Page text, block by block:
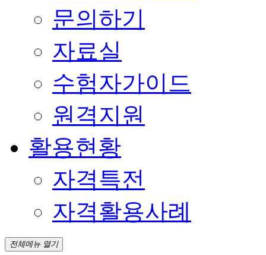
문의하기
자료실
수험자가이드
원격지원
활용현황
자격특전
자격활용사례
전체메뉴 열기